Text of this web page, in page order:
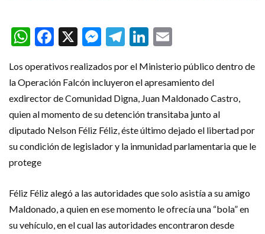
WhatsApp
Facebook
X Messenger
Telegram
LinkedIn
Los operativos realizados por el Ministerio público dentro de
la Operación Falcón incluyeron el apresamiento del
exdirector de Comunidad Digna, Juan Maldonado Castro,
quien al momento de su detención transitaba junto al
diputado Nelson Féliz Féliz, éste último dejado el libertad por
su condición de legislador y la inmunidad parlamentaria que le
protege
Féliz Féliz alegó a las autoridades que solo asistía a su amigo
Maldonado, a quien en ese momento le ofrecía una “bola” en
su vehículo, en el cual las autoridades encontraron desde